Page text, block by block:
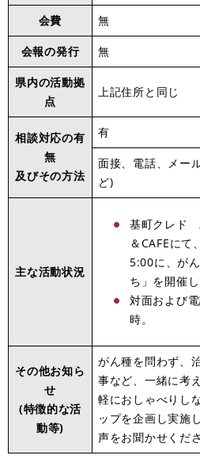
会費 無
会報の発行 無
県内の活動拠
点
上記住所と同じ
相談対応の有
無
及びその方法
有
面接、電話、メー
ど)
主な活動状況
基町クレド
＆CAFEに
5:00に、が
ち」を開催し
対面および
時。
その他お知ら
せ
(特徴的な活
動等)
がん種を問わず、
事など、一緒に考
軽におしゃべりし
ップを企画し実施
声をお聞かせくださ